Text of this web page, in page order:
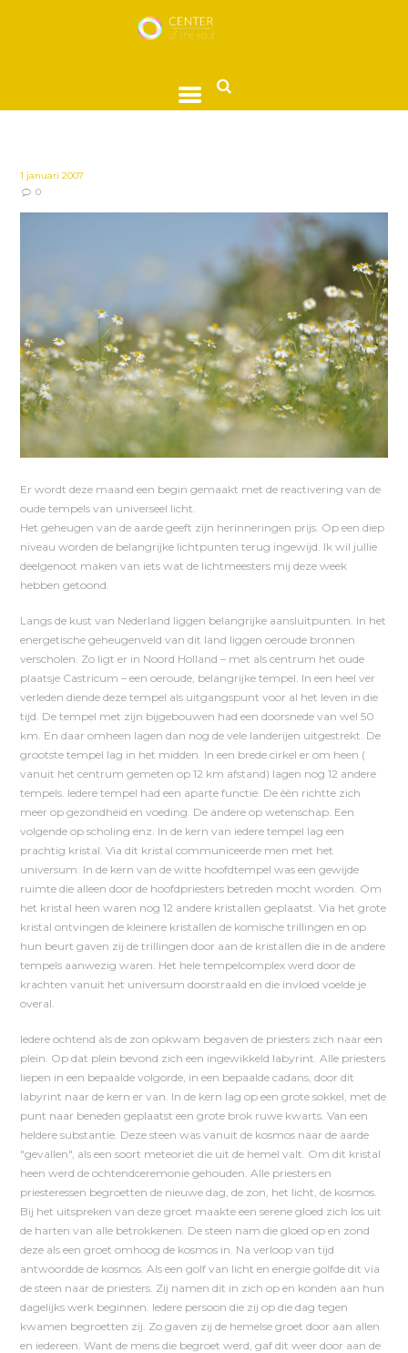
1 januari 2007
0
Er wordt deze maand een begin gemaakt met de reactivering van de
oude tempels van universeel licht.
Het geheugen van de aarde geeft zijn herinneringen prijs. Op een diep
niveau worden de belangrijke lichtpunten terug ingewijd. Ik wil jullie
deelgenoot maken van iets wat de lichtmeesters mij deze week
hebben getoond.
Langs de kust van Nederland liggen belangrijke aansluitpunten. In het
energetische geheugenveld van dit land liggen oeroude bronnen
verscholen. Zo ligt er in Noord Holland – met als centrum het oude
plaatsje Castricum – een oeroude, belangrijke tempel. In een heel ver
verleden diende deze tempel als uitgangspunt voor al het leven in die
tijd. De tempel met zijn bijgebouwen had een doorsnede van wel 50
km. En daar omheen lagen dan nog de vele landerijen uitgestrekt. De
grootste tempel lag in het midden. In een brede cirkel er om heen (
vanuit het centrum gemeten op 12 km afstand) lagen nog 12 andere
tempels. Iedere tempel had een aparte functie. De èèn richtte zich
meer op gezondheid en voeding. De andere op wetenschap. Een
volgende op scholing enz. In de kern van iedere tempel lag een
prachtig kristal. Via dit kristal communiceerde men met het
universum. In de kern van de witte hoofdtempel was een gewijde
ruimte die alleen door de hoofdpriesters betreden mocht worden. Om
het kristal heen waren nog 12 andere kristallen geplaatst. Via het grote
kristal ontvingen de kleinere kristallen de komische trillingen en op
hun beurt gaven zij de trillingen door aan de kristallen die in de andere
tempels aanwezig waren. Het hele tempelcomplex werd door de
krachten vanuit het universum doorstraald en die invloed voelde je
overal.
Iedere ochtend als de zon opkwam begaven de priesters zich naar een
plein. Op dat plein bevond zich een ingewikkeld labyrint. Alle priesters
liepen in een bepaalde volgorde, in een bepaalde cadans, door dit
labyrint naar de kern er van. In de kern lag op een grote sokkel, met de
punt naar beneden geplaatst een grote brok ruwe kwarts. Van een
heldere substantie. Deze steen was vanuit de kosmos naar de aarde
"gevallen", als een soort meteoriet die uit de hemel valt. Om dit kristal
heen werd de ochtendceremonie gehouden. Alle priesters en
priesteressen begroetten de nieuwe dag, de zon, het licht, de kosmos.
Bij het uitspreken van deze groet maakte een serene gloed zich los uit
de harten van alle betrokkenen. De steen nam die gloed op en zond
deze als een groet omhoog de kosmos in. Na verloop van tijd
antwoordde de kosmos. Als een golf van licht en energie golfde dit via
de steen naar de priesters. Zij namen dit in zich op en konden aan hun
dagelijks werk beginnen. Iedere persoon die zij op die dag tegen
kwamen begroetten zij. Zo gaven zij de hemelse groet door aan allen
en iedereen. Want de mens die begroet werd, gaf dit weer door aan de